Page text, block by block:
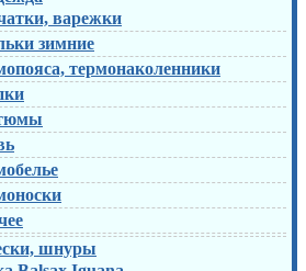
варежки
зимние
термонаколенники
шнуры